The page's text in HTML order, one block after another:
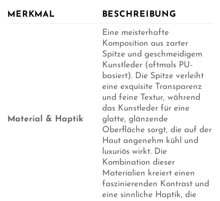
MERKMAL BESCHREIBUNG
Material & Haptik
Eine meisterhafte
Komposition aus zarter
Spitze und geschmeidigem
Kunstleder (oftmals PU-
basiert). Die Spitze verleiht
eine exquisite Transparenz
und feine Textur, während
das Kunstleder für eine
glatte, glänzende
Oberfläche sorgt, die auf der
Haut angenehm kühl und
luxuriös wirkt. Die
Kombination dieser
Materialien kreiert einen
faszinierenden Kontrast und
eine sinnliche Haptik, die